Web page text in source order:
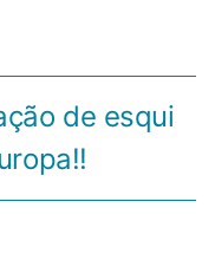
de esqui